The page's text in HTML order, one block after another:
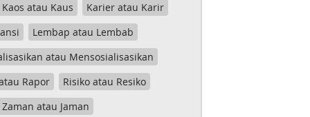
Kaos atau Kaus
Karier atau Karir
Lembap atau Lembab
atau Mensosialisasikan
Rapor
Risiko atau Resiko
Zaman atau Jaman